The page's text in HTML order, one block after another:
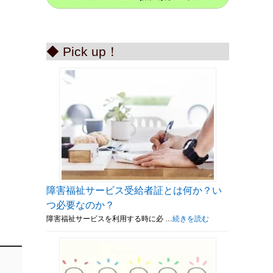
◆ Pick up！
障害福祉サービス受給者証とは何か？い
つ必要なのか？
障害福祉サービスを利用する時に必 … 続きを読む